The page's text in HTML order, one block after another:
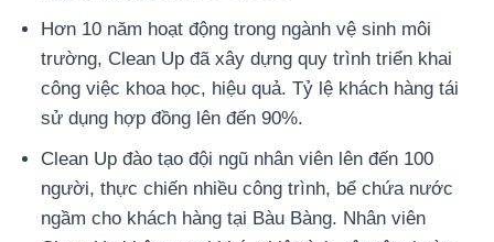
Hơn 10 năm hoạt động trong ngành vệ sinh môi
trường, Clean Up đã xây dựng quy trình triển khai
công việc khoa học, hiệu quả. Tỷ lệ khách hàng tái
sử dụng hợp đồng lên đến 90%.
Clean Up đào tạo đội ngũ nhân viên lên đến 100
người, thực chiến nhiều công trình, bể chứa nước
ngầm cho khách hàng tại Bàu Bàng. Nhân viên